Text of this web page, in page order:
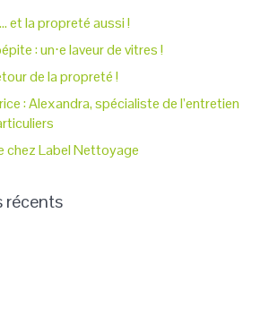
et la propreté aussi !
: un⋅e laveur de vitres !
de la propreté !
: Alexandra, spécialiste de l’entretien
chez Label Nettoyage
récents